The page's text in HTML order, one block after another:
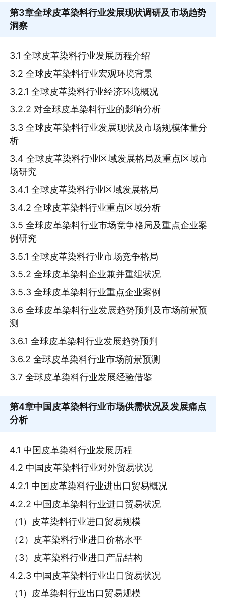
第3章全球皮革染料行业发展现状调研及市场趋势
洞察
3.1 全球皮革染料行业发展历程介绍
3.2 全球皮革染料行业宏观环境背景
3.2.1 全球皮革染料行业经济环境概况
3.2.2 对全球皮革染料行业的影响分析
3.3 全球皮革染料行业发展现状及市场规模体量分
析
3.4 全球皮革染料行业区域发展格局及重点区域市
场研究
3.4.1 全球皮革染料行业区域发展格局
3.4.2 全球皮革染料行业重点区域分析
3.5 全球皮革染料行业市场竞争格局及重点企业案
例研究
3.5.1 全球皮革染料行业市场竞争格局
3.5.2 全球皮革染料企业兼并重组状况
3.5.3 全球皮革染料行业重点企业案例
3.6 全球皮革染料行业发展趋势预判及市场前景预
测
3.6.1 全球皮革染料行业发展趋势预判
3.6.2 全球皮革染料行业市场前景预测
3.7 全球皮革染料行业发展经验借鉴
第4章中国皮革染料行业市场供需状况及发展痛点
分析
4.1 中国皮革染料行业发展历程
4.2 中国皮革染料行业对外贸易状况
4.2.1 中国皮革染料行业进出口贸易概况
4.2.2 中国皮革染料行业进口贸易状况
（1）皮革染料行业进口贸易规模
（2）皮革染料行业进口价格水平
（3）皮革染料行业进口产品结构
4.2.3 中国皮革染料行业出口贸易状况
（1）皮革染料行业出口贸易规模